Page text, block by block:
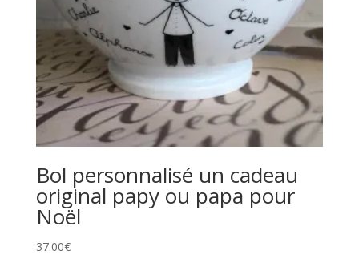
Bol personnalisé un cadeau
original papy ou papa pour
Noël
37.00€